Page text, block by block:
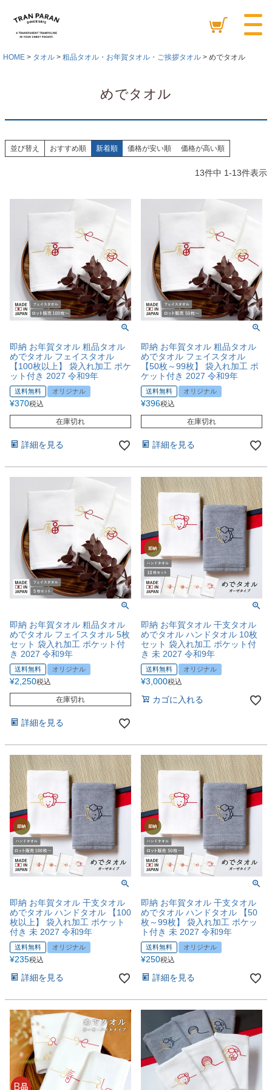
HOME タオル 粗品タオル・お年賀タオル・ご挨拶タオル めでタオル
めでタオル
並び替え おすすめ順 新着順 価格が安い順 価格が高い順
13件中 1-13件表示
即納 お年賀タオル 粗品タオル
めでタオル フェイスタオル
【100枚以上】 袋入れ加工 ポケ
ット付き 2027 令和9年
送料無料 オリジナル
¥370税込
在庫切れ
詳細を見る
即納 お年賀タオル 粗品タオル
めでタオル フェイスタオル
【50枚～99枚】 袋入れ加工 ポ
ケット付き 2027 令和9年
送料無料 オリジナル
¥396税込
在庫切れ
詳細を見る
即納 お年賀タオル 粗品タオル
めでタオル フェイスタオル 5枚
セット 袋入れ加工 ポケット付
き 2027 令和9年
送料無料 オリジナル
¥2,250税込
在庫切れ
詳細を見る
即納 お年賀タオル 干支タオル
めでタオル ハンドタオル 10枚
セット 袋入れ加工 ポケット付
き 未 2027 令和9年
送料無料 オリジナル
¥3,000税込
カゴに入れる
即納 お年賀タオル 干支タオル
めでタオル ハンドタオル 【100
枚以上】 袋入れ加工 ポケット
付き 未 2027 令和9年
送料無料 オリジナル
¥235税込
詳細を見る
即納 お年賀タオル 干支タオル
めでタオル ハンドタオル 【50
枚～99枚】 袋入れ加工 ポケッ
ト付き 未 2027 令和9年
送料無料 オリジナル
¥250税込
詳細を見る